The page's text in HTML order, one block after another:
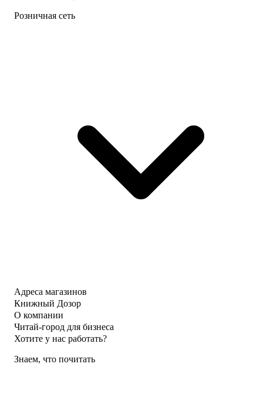
Розничная сеть
Адреса магазинов
Книжный Дозор
О компании
Читай-город для бизнеса
Хотите у нас работать?
Знаем, что почитать